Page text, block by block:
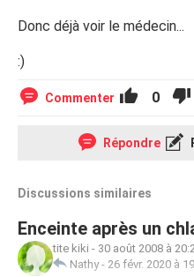
Donc déjà voir le médecin...
:)
Commenter 0
Répondre
Discussions similaires
Enceinte après un
tite kiki - 30 août 2008 à
Nathy- 26 févr. 2020 à